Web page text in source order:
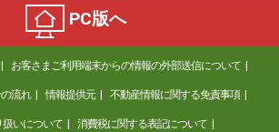
4.60万円
所
新潟県新潟市江南区船戸山２丁目
面積 31.48m²
り
1K
田家２
PC版へ
お客さまご利用端末からの情報の外部送信について
流れ 情報提供元 不動産情報に関する免責事項
いについて 消費税に関する表記について